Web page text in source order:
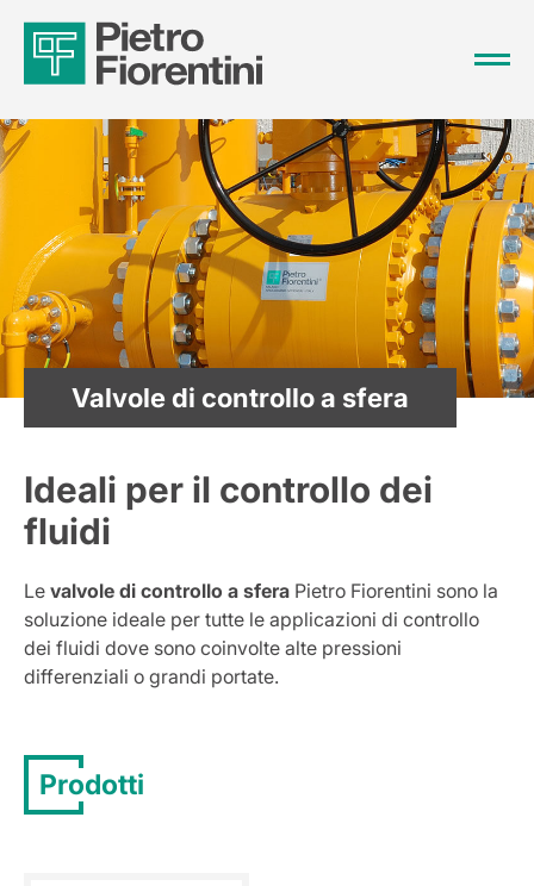
Valvole di controllo a sfera
Ideali per il controllo dei
fluidi
Le valvole di controllo a sfera Pietro Fiorentini sono la
soluzione ideale per tutte le applicazioni di controllo
dei fluidi dove sono coinvolte alte pressioni
differenziali o grandi portate.
Prodotti